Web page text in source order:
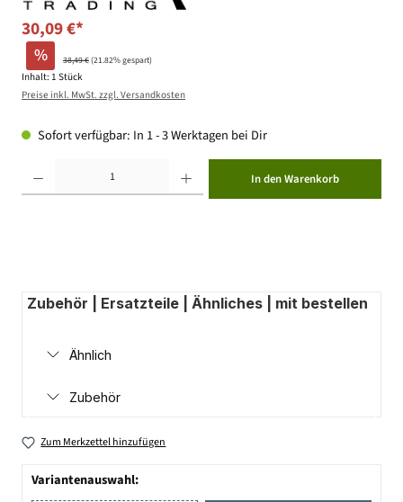
30,09 €*
% 38,49 €(21.82% gespart)
Inhalt: 1 Stück
Preise inkl. MwSt. zzgl. Versandkosten
Sofort verfügbar: In 1 - 3 Werktagen bei Dir
In den Warenkorb
Zubehör | Ersatzteile | Ähnliches | mit bestellen
Ähnlich
Zubehör
Zum Merkzettel hinzufügen
Variantenauswahl: